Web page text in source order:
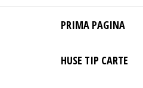
Site Oficial .
Huse
Personalizate
Huse
Personalizate
Telefon –
PRIMA PAGINA
HUSE TIP CARTE